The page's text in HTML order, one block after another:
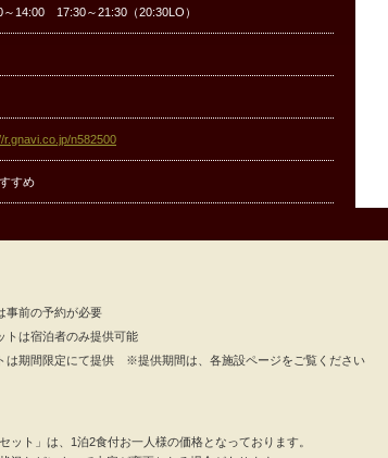
～14:00 17:30～21:30（20:30LO）
r.gnavi.co.jp/n582500
すめ
事前の予約が必要
トは宿泊者のみ提供可能
は期間限定にて提供 ※提供期間は、各施設ページをご覧ください
ット」は、1泊2食付お一人様の価格となっております。